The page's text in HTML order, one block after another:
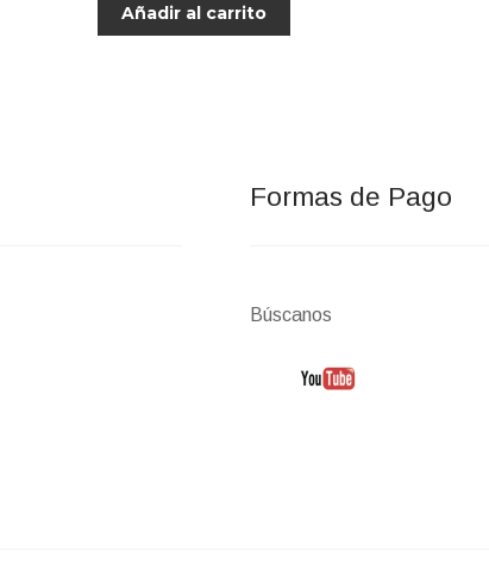
Añadir al carrito
Formas de Pago
Búscanos